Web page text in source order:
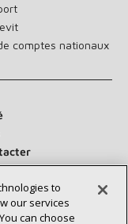
comptes nationaux
to
our services
can choose